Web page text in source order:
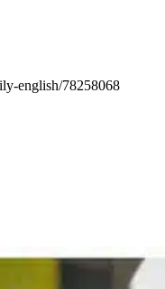
english/78258068